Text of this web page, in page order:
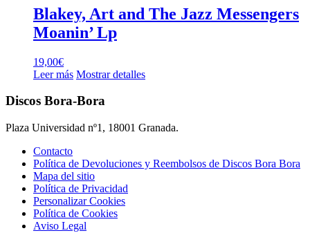
Blakey, Art and The Jazz Messengers
Moanin’ Lp
19,00€
Leer más Mostrar detalles
Discos Bora-Bora
Plaza Universidad nº1, 18001 Granada.
Contacto
Política de Devoluciones y Reembolsos de Discos Bora Bora
Mapa del sitio
Política de Privacidad
Personalizar Cookies
Política de Cookies
Aviso Legal